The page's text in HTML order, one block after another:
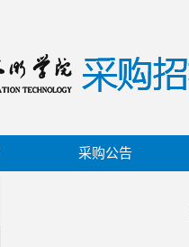
采购公告